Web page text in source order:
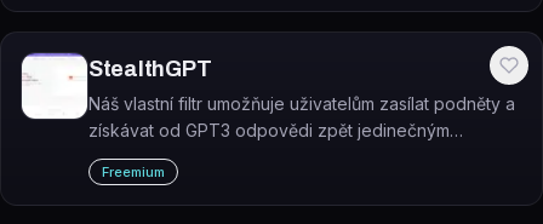
StealthGPT
Náš vlastní filtr umožňuje uživatelům zasílat podněty a
získávat od GPT3 odpovědi zpět jedinečným
způsobem, který je velmi obtížné zjistit.
Freemium